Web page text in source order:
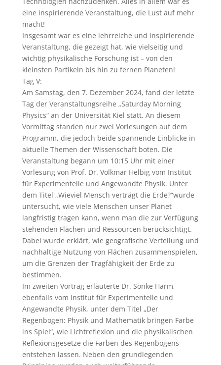
eine inspirierende Veranstaltung, die Lust auf mehr
macht!
Insgesamt war es eine lehrreiche und inspirierende
Veranstaltung, die gezeigt hat, wie vielseitig und
wichtig physikalische Forschung ist – von den
kleinsten Partikeln bis hin zu fernen Planeten!
Tag V:
Am Samstag, den 7. Dezember 2024, fand der letzte
Tag der Veranstaltungsreihe „Saturday Morning
Physics“ an der Universität Kiel statt. An diesem
Vormittag standen nur zwei Vorlesungen auf dem
Programm, die jedoch beide spannende Einblicke in
aktuelle Themen der Wissenschaft boten. Die
Veranstaltung begann um 10:15 Uhr mit einer
Vorlesung von Prof. Dr. Volkmar Helbig vom Institut
für Experimentelle und Angewandte Physik. Unter
dem Titel „Wieviel Mensch verträgt die Erde?“wurde
untersucht, wie viele Menschen unser Planet
langfristig tragen kann, wenn man die zur Verfügung
stehenden Flächen und Ressourcen berücksichtigt.
Dabei wurde erklärt, wie geografische Verteilung und
nachhaltige Nutzung von Flächen zusammenspielen,
um die Grenzen der Tragfähigkeit der Erde zu
bestimmen.
Im zweiten Vortrag erläuterte Dr. Sönke Harm,
ebenfalls vom Institut für Experimentelle und
Angewandte Physik, unter dem Titel „Der
Regenbogen: Physik und Mathematik bringen Farbe
ins Spiel“, wie Lichtreflexion und die physikalischen
Reflexionsgesetze die Farben des Regenbogens
entstehen lassen. Neben den grundlegenden